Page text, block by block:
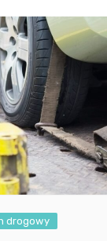
drogowy